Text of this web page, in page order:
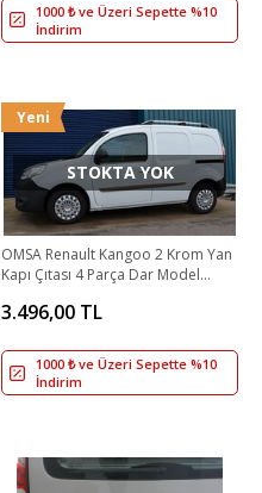
1000 ₺ ve Üzeri Sepette %10
İndirim
Yeni
STOKTA YOK
OMSA Renault Kangoo 2 Krom Yan
Kapı Çıtası 4 Parça Dar Model
3.496,00 TL
1000 ₺ ve Üzeri Sepette %10
İndirim